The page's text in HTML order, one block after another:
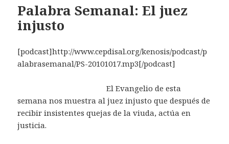
Palabra Semanal: El juez
injusto
[podcast]http://www.cepdisal.org/kenosis/podcast/p
alabrasemanal/PS-20101017.mp3[/podcast]
El Evangelio de esta
semana nos muestra al juez injusto que después de
recibir insistentes quejas de la viuda, actúa en
justicia.